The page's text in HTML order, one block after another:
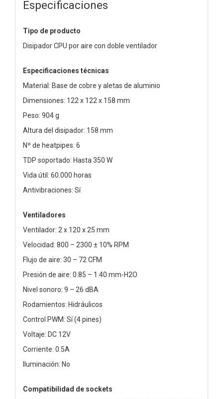
Especificaciones
Tipo de producto
Disipador CPU por aire con doble ventilador
Especificaciones técnicas
Material: Base de cobre y aletas de aluminio
Dimensiones: 122 x 122 x 158 mm
Peso: 904 g
Altura del disipador: 158 mm
Nº de heatpipes: 6
TDP soportado: Hasta 350 W
Vida útil: 60.000 horas
Antivibraciones: Sí
Ventiladores
Ventilador: 2 x 120 x 25 mm
Velocidad: 800 – 2300 ± 10% RPM
Flujo de aire: 30 – 72 CFM
Presión de aire: 0.85 – 1.40 mm-H2O
Nivel sonoro: 9 – 26 dBA
Rodamientos: Hidráulicos
Control PWM: Sí (4 pines)
Voltaje: DC 12V
Corriente: 0.5A
Iluminación: No
Compatibilidad de sockets